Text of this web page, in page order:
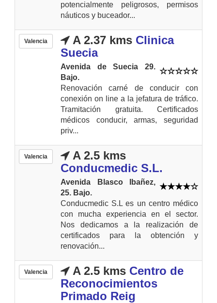
potencialmente peligrosos, permisos
náuticos y buceador...
Valencia A 2.37 kms Clinica
Suecia
Avenida de Suecia 29.
Bajo.
Renovación carné de conducir con
conexión on line a la jefatura de tráfico.
Tramitación gratuita. Certificados
médicos conducir, armas, seguridad
priv...
Valencia
A 2.5 kms
Conducmedic S.L.
Avenida Blasco Ibañez,
25. Bajo.
Conducmedic S.L es un centro médico
con mucha experiencia en el sector.
Nos dedicamos a la realización de
certificados para la obtención y
renovación...
Valencia A 2.5 kms Centro de
Reconocimientos
Primado Reig